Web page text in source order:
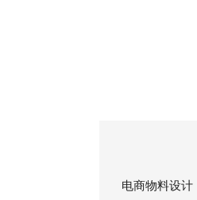
电商物料设计